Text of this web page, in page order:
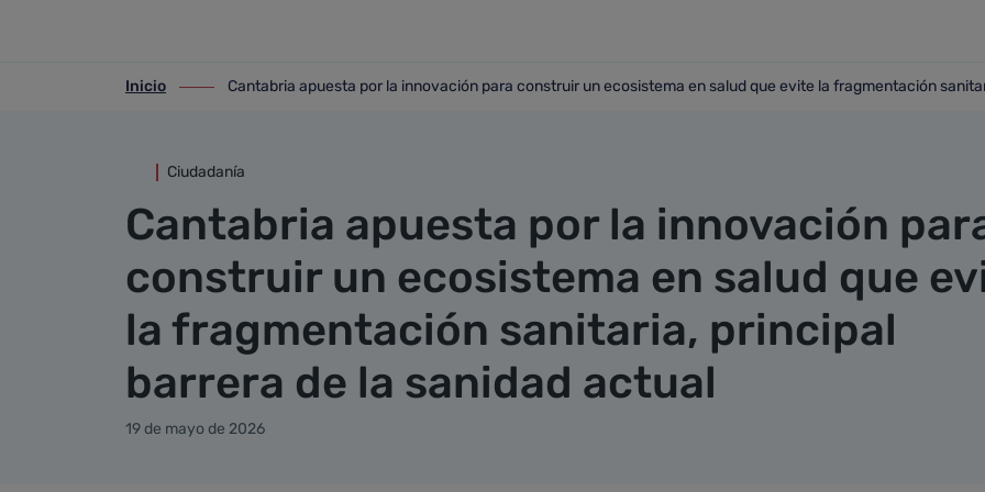
ir-a inicio
Inicio
ir-a Cantabria apuesta por la innovación para construir un ecosistema en salud que evite la
Cantabria apuesta por la innovación para construir un ecosistema en salud que evite la fragmentación
Ciudadanía
Cantabria apuesta por la innovación
construir un ecosistema en salud que
la fragmentación sanitaria, principal
barrera de la sanidad actual
19 de mayo de 2026